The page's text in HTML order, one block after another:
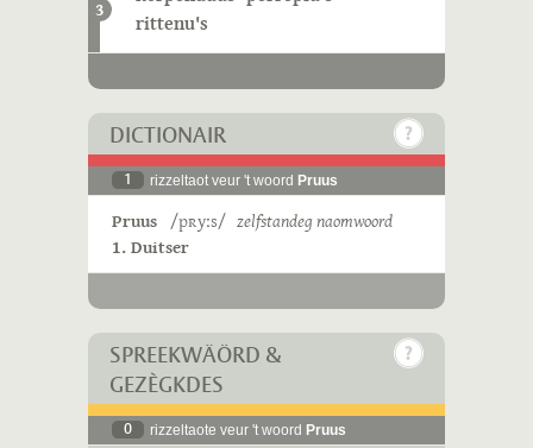
3
rittenu's
DICTIONAIR
1 rizzeltaot veur 't woord Pruus
Pruus /pʀyːs/ zelfstandeg naomwoord
1. Duitser
SPREEKWÄÖRD &
GEZÈGKDES
0 rizzeltaote veur 't woord Pruus